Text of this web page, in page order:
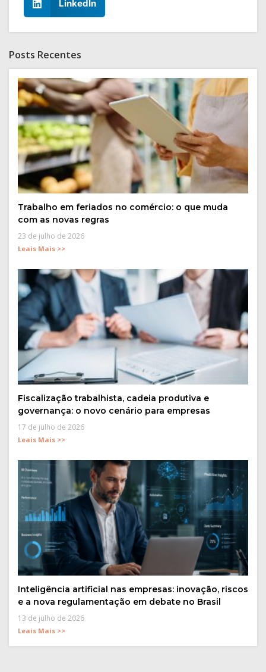
LinkedIn
Posts Recentes
Trabalho em feriados no comércio: o que muda
com as novas regras
23 de julho de 2026
Leais Mais >>
Fiscalização trabalhista, cadeia produtiva e
governança: o novo cenário para empresas
17 de julho de 2026
Leais Mais >>
Inteligência artificial nas empresas: inovação, riscos
e a nova regulamentação em debate no Brasil
13 de julho de 2026
Leais Mais >>